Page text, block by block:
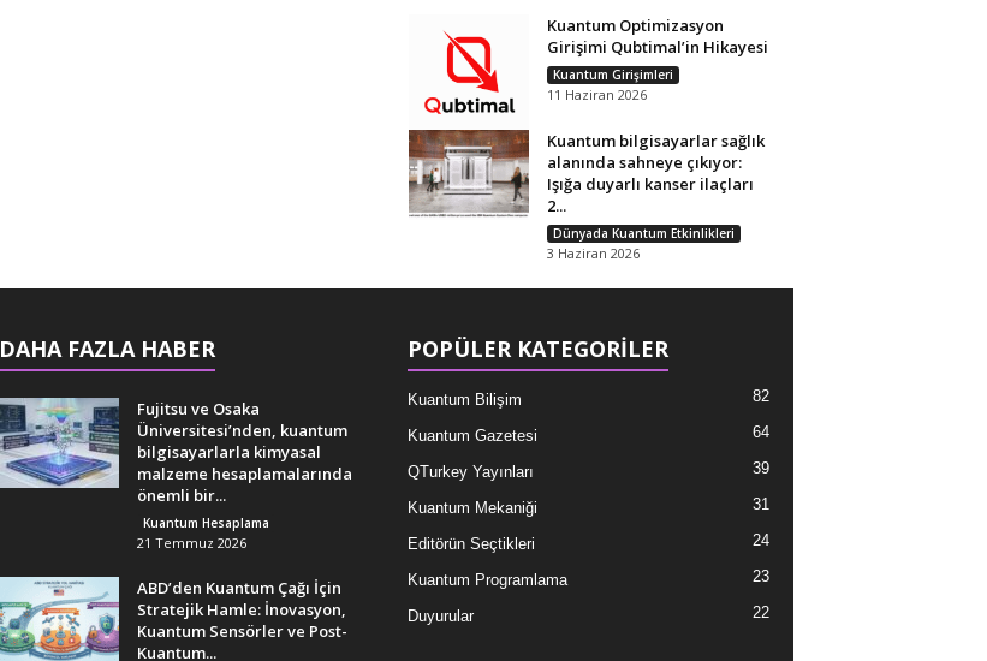
Kuantum Optimizasyon
Girişimi Qubtimal’in Hikayesi
Kuantum Girişimleri
11 Haziran 2026
Kuantum bilgisayarlar sağlık
alanında sahneye çıkıyor:
Işığa duyarlı kanser ilaçları
2...
Dünyada Kuantum Etkinlikleri
3 Haziran 2026
DAHA FAZLA HABER
Fujitsu ve Osaka
Üniversitesi’nden, kuantum
bilgisayarlarla kimyasal
malzeme hesaplamalarında
önemli bir...
Kuantum Hesaplama
21 Temmuz 2026
ABD’den Kuantum Çağı İçin
Stratejik Hamle: İnovasyon,
Kuantum Sensörler ve Post-
Kuantum...
POPÜLER KATEGORİLER
Kuantum Bilişim 82
Kuantum Gazetesi 64
QTurkey Yayınları 39
Kuantum Mekaniği 31
Editörün Seçtikleri 24
Kuantum Programlama 23
Duyurular 22